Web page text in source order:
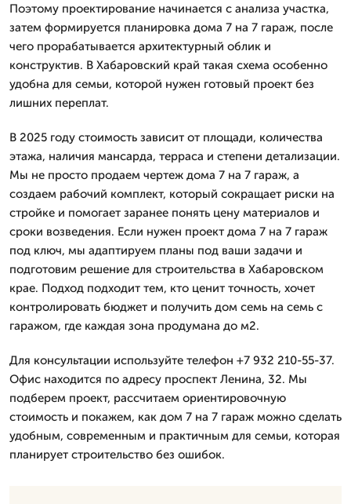
Поэтому проектирование начинается с анализа участка,
затем формируется планировка дома 7 на 7 гараж, после
чего прорабатывается архитектурный облик и
конструктив. В Хабаровский край такая схема особенно
удобна для семьи, которой нужен готовый проект без
лишних переплат.
В 2025 году стоимость зависит от площади, количества
этажа, наличия мансарда, терраса и степени детализации.
Мы не просто продаем чертеж дома 7 на 7 гараж, а
создаем рабочий комплект, который сокращает риски на
стройке и помогает заранее понять цену материалов и
сроки возведения. Если нужен проект дома 7 на 7 гараж
под ключ, мы адаптируем планы под ваши задачи и
подготовим решение для строительства в Хабаровском
крае. Подход подходит тем, кто ценит точность, хочет
контролировать бюджет и получить дом семь на семь с
гаражом, где каждая зона продумана до м2.
Для консультации используйте телефон +7 932 210-55-37.
Офис находится по адресу проспект Ленина, 32. Мы
подберем проект, рассчитаем ориентировочную
стоимость и покажем, как дом 7 на 7 гараж можно сделать
удобным, современным и практичным для семьи, которая
планирует строительство без ошибок.